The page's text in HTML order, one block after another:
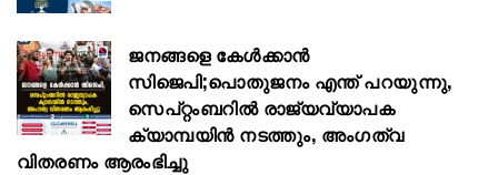
ജനങ്ങളെ കേൾക്കാൻ
സിജെപി;പൊതുജനം എന്ത് പറയുന്നു,
സെപ്റ്റംബറിൽ രാജ്യവ്യാപക
ക്യാമ്പയിൻ നടത്തും, അംഗത്വ
വിതരണം ആരംഭിച്ചു